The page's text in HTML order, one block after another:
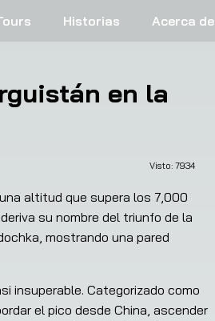
Historias Acerca de
en la
Visto: 7934
altitud que supera los 7,000
su nombre del triunfo de la
mostrando una pared
insuperable. Categorizado como
el pico desde China, ascender